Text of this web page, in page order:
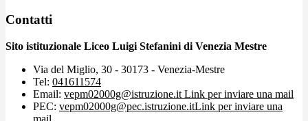
Contatti
Sito istituzionale Liceo Luigi Stefanini di Venezia Mestre
Via del Miglio, 30 - 30173 - Venezia-Mestre
Tel: 041611574
Email: vepm02000g@istruzione.it Link per inviare una mail
PEC: vepm02000g@pec.istruzione.itLink per inviare una
mail